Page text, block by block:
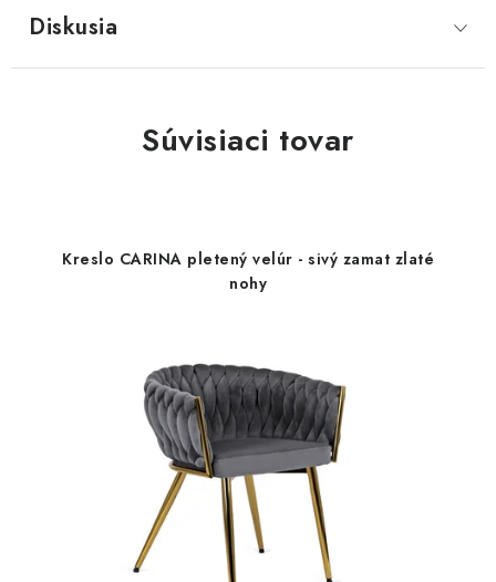
Diskusia
Súvisiaci tovar
Kreslo CARINA pletený velúr - sivý zamat zlaté
nohy